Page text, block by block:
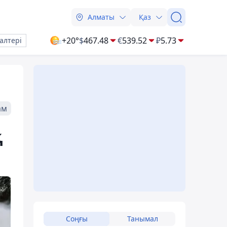
Алматы Қаз
+20°$467.48 €539.52 ₽5.73
Соңғы Танымал